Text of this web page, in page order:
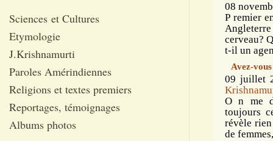
Sciences et Cultures
Etymologie
J.Krishnamurti
Paroles Amérindiennes
Religions et textes premiers
Reportages, témoignages
Albums photos
08
P remier
cerveau?
t-il un
Avez-
09 juillet
O n me
toujours
révèle
de